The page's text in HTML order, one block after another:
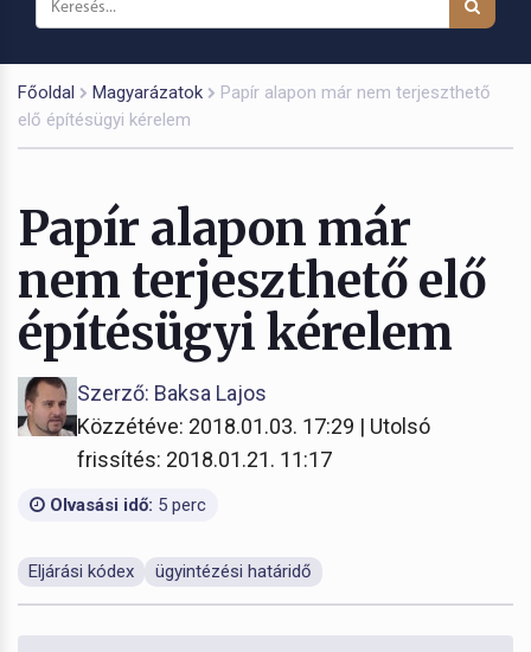
Főoldal Magyarázatok
Papír alapon már nem terjeszthető
elő építésügyi kérelem
Papír alapon már
nem terjeszthető elő
építésügyi kérelem
Szerző: Baksa Lajos
Közzétéve: 2018.01.03. 17:29 | Utolsó
frissítés: 2018.01.21. 11:17
Olvasási idő: 5 perc
Eljárási kódex ügyintézési határidő